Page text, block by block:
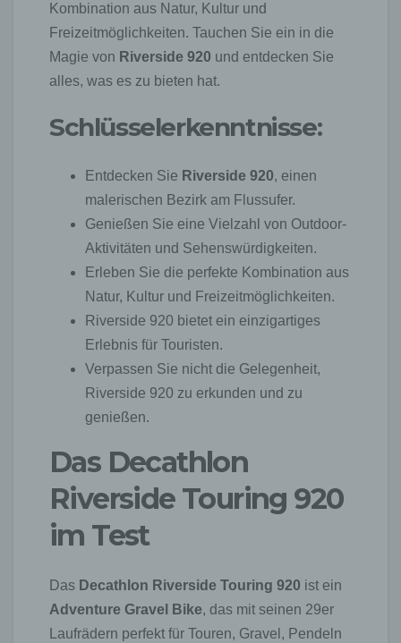
Kombination aus Natur, Kultur und
Freizeitmöglichkeiten. Tauchen Sie ein in die
Magie von Riverside 920 und entdecken Sie
alles, was es zu bieten hat.
Schlüsselerkenntnisse:
Entdecken Sie Riverside 920, einen
malerischen Bezirk am Flussufer.
Genießen Sie eine Vielzahl von Outdoor-
Aktivitäten und Sehenswürdigkeiten.
Erleben Sie die perfekte Kombination aus
Natur, Kultur und Freizeitmöglichkeiten.
Riverside 920 bietet ein einzigartiges
Erlebnis für Touristen.
Verpassen Sie nicht die Gelegenheit,
Riverside 920 zu erkunden und zu
genießen.
Das Decathlon
Riverside Touring 920
im Test
Das Decathlon Riverside Touring 920 ist ein
Adventure Gravel Bike, das mit seinen 29er
Laufrädern perfekt für Touren, Gravel, Pendeln